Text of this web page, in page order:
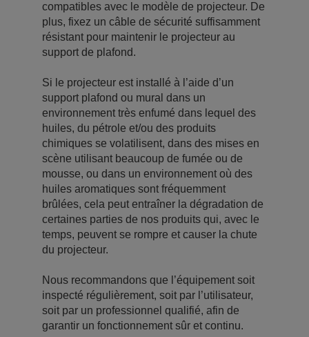
compatibles avec le modèle de projecteur. De
plus, fixez un câble de sécurité suffisamment
résistant pour maintenir le projecteur au
support de plafond.
Si le projecteur est installé à l’aide d’un
support plafond ou mural dans un
environnement très enfumé dans lequel des
huiles, du pétrole et/ou des produits
chimiques se volatilisent, dans des mises en
scène utilisant beaucoup de fumée ou de
mousse, ou dans un environnement où des
huiles aromatiques sont fréquemment
brûlées, cela peut entraîner la dégradation de
certaines parties de nos produits qui, avec le
temps, peuvent se rompre et causer la chute
du projecteur.
Nous recommandons que l’équipement soit
inspecté régulièrement, soit par l’utilisateur,
soit par un professionnel qualifié, afin de
garantir un fonctionnement sûr et continu.